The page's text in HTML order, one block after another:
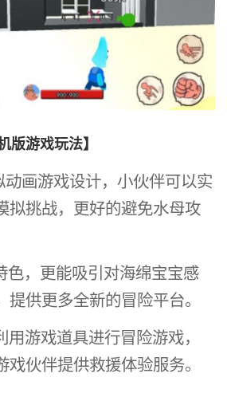
版游戏玩法】
动画游戏设计，小伙伴可以实
拟挑战，更好的避免水母攻
色，更能吸引对海绵宝宝感
供更多全新的冒险平台。
游戏道具进行冒险游戏，
伙伴提供救援体验服务。